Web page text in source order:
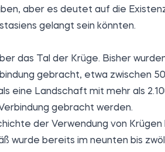
aber es deutet auf die
gelangt sein könnten.
das Tal der Krüge. Bisher
gebracht, etwa zwischen
eine Landschaft mit mehr als
gebracht werden.
der Verwendung von
wurde bereits im neunten bis